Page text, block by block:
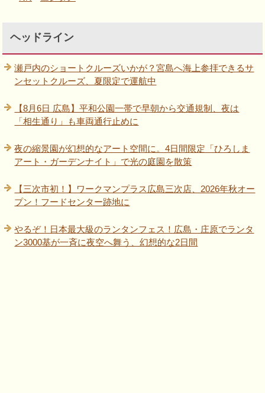
ヘッドライン
瀬戸内のショートクルーズいかが？宮島へ海上参拝できるサ
ンセットクルーズ、夏限定で運航中
【8月6日 広島】平和公園一帯で早朝から交通規制、夜は
「相生通り」も車両通行止めに
夜の縮景園が幻想的なアート空間に。4日間限定「ひろしま
アート・ガーデンナイト」で光の庭園を散策
【三次市初！】ワークマンプラス広島三次店、2026年秋オー
プン！フードセンター跡地に
やるぞ！日本最大級のランタンフェス！広島・庄原でランタ
ン3000基が一斉に夜空へ舞う、幻想的な2日間